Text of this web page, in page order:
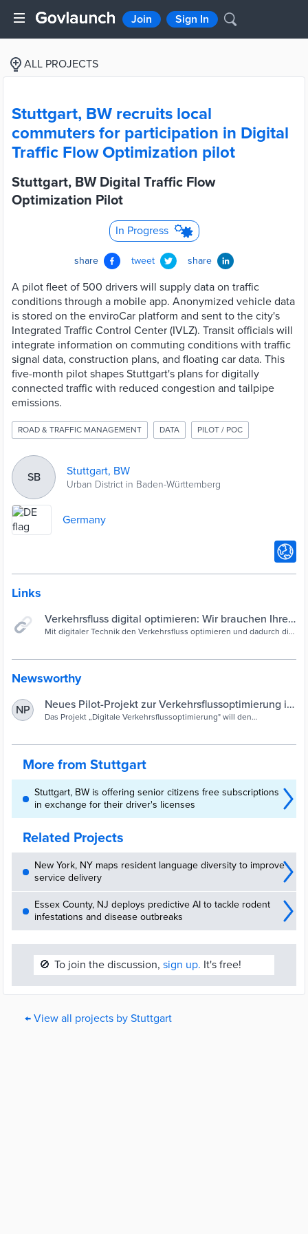
Join Sign In
ALL PROJECTS
Stuttgart, BW recruits local
commuters for participation in Digital
Traffic Flow Optimization pilot
Stuttgart, BW Digital Traffic Flow
Optimization Pilot
In Progress
share tweet share
A pilot fleet of 500 drivers will supply data on traffic
conditions through a mobile app. Anonymized vehicle data
is stored on the enviroCar platform and sent to the city's
Integrated Traffic Control Center (IVLZ). Transit officials will
integrate information on commuting conditions with traffic
signal data, construction plans, and floating car data. This
five-month pilot shapes Stuttgart's plans for digitally
connected traffic with reduced congestion and tailpipe
emissions.
ROAD & TRAFFIC MANAGEMENT DATA PILOT / POC
SB Stuttgart, BW
Urban District in Baden-Württemberg
Germany
Links
Verkehrsfluss digital optimieren: Wir brauchen Ihre
Unterstützung! | Landeshauptstadt Stuttgart
Mit digitaler Technik den Verkehrsfluss optimieren und dadurch die
Verkehrsflussoptimierung" (DVFO) der Integrierten
Verkehrsleitzentrale (IVLZ). Bürgerinnen und Bürger können mit
ihrem Fahrzeug mitmachen.
Newsworthy
NP
Neues Pilot-Projekt zur Verkehrsflussoptimierung in
Stuttgart | Landeshauptstadt Stuttgart
Das Projekt „Digitale Verkehrsflussoptimierung" will den
More from Stuttgart
Stuttgart, BW is offering senior citizens free subscriptions
in exchange for their driver's licenses
Related Projects
New York, NY maps resident language diversity to improve
service delivery
Essex County, NJ deploys predictive AI to tackle rodent
infestations and disease outbreaks
🚫 To join the discussion, sign up. It's free!
← View all projects by Stuttgart